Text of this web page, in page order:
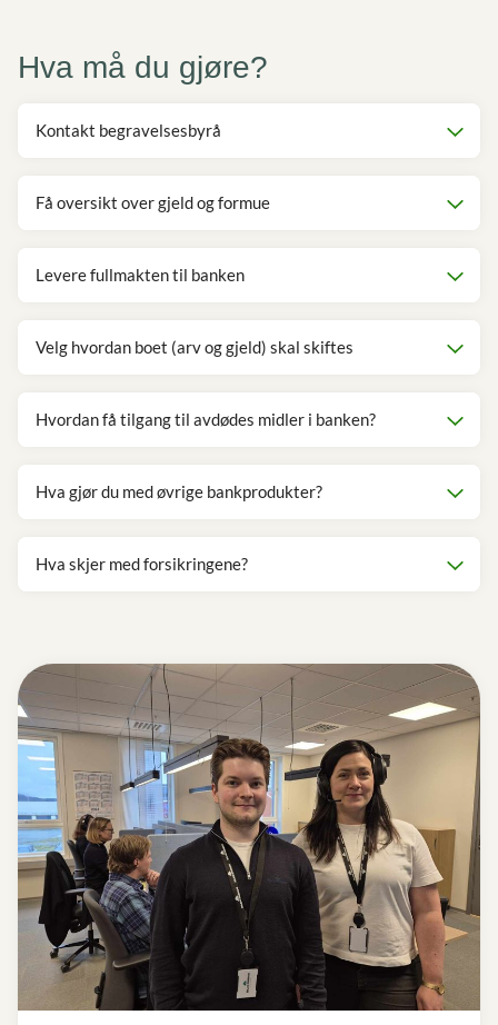
Hva må du gjøre?
Kontakt begravelsesbyrå
Få oversikt over gjeld og formue
Levere fullmakten til banken
Velg hvordan boet (arv og gjeld) skal skiftes
Hvordan få tilgang til avdødes midler i banken?
Hva gjør du med øvrige bankprodukter?
Hva skjer med forsikringene?